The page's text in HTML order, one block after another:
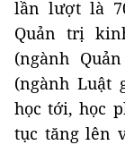
lần lượt là
Quản trị
(ngành
(ngành Luật
học tới, học
tục tăng lên